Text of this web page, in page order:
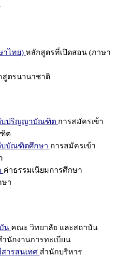
าไทย) หลักสูตรที่เปิดสอน (ภาษา
สูตรนานาชาติ
บปริญญาบัณฑิต การสมัครเข้า
ต
บบัณฑิตศึกษา การสมัครเข้า
ค่าธรรมเนียมการศึกษา
ษา
น คณะ วิทยาลัย และสถาบัน
ำนักงานการทะเบียน
ารสนเทศ สำนักบริหาร